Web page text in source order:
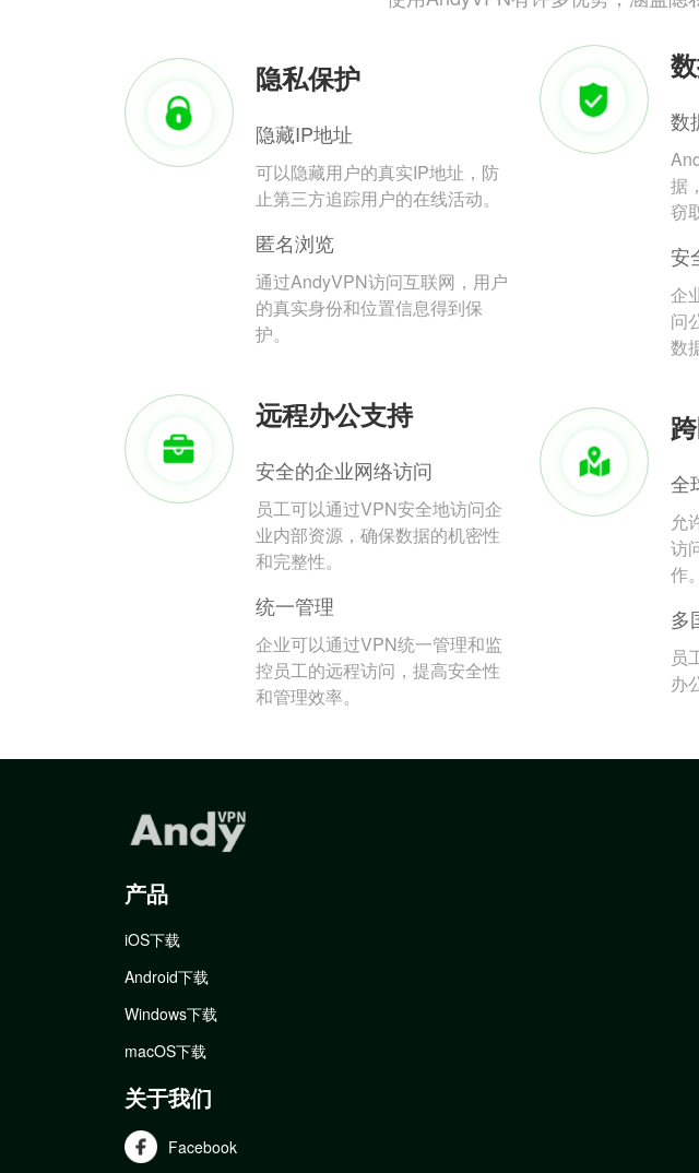
隐私保护
隐藏IP地址
可以隐藏用户的真实IP地址，防
止第三方追踪用户的在线活动。
匿名浏览
通过AndyVPN访问互联网，用户
的真实身份和位置信息得到保
护。
数
据
窃
安
企
问
数
远程办公支持
安全的企业网络访问
员工可以通过VPN安全地访问企
业内部资源，确保数据的机密性
和完整性。
统一管理
企业可以通过VPN统一管理和监
控员工的远程访问，提高安全性
和管理效率。
全
允
访
作。
多
员
办
产品
iOS下载
Android下载
Windows下载
macOS下载
关于我们
Facebook